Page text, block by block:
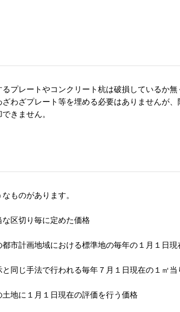
プレートやコンクリート杭は破損しているか
わざプレート等を埋める必要はありませんが
きません。
ものがあります。
区切り毎に定めた価格
市計画地域における標準地の毎年の１月１日
と同じ手法で行われる毎年７月１日現在の１㎡当
土地に１月１日現在の評価を行う価格